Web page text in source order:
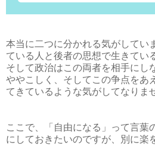
本当に二つに分かれる気がしてい
ている人と後者の思想で生きてい
そして政治はこの両者を相手にし
ややこしく、そしてこの争点をあ
てきているような気がしてなりま
ここで、「自由になる」って言葉
にしておきたいのですが、別に楽